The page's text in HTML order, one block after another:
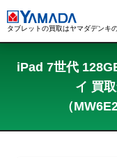
タブレットの買取はヤマダデンキ
iPad 7世代
イ 買
（